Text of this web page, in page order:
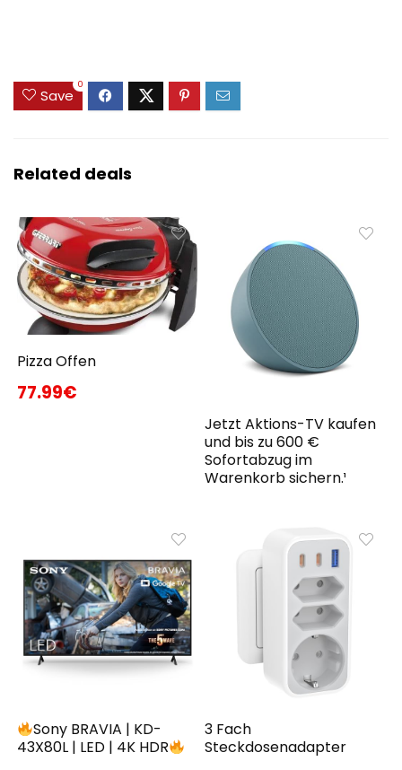
Save
0
Related deals
Pizza Offen
77.99€
Jetzt Aktions-TV kaufen
und bis zu 600 €
Sofortabzug im
Warenkorb sichern.¹
Sony BRAVIA | KD-
43X80L | LED | 4K HDR
3 Fach
Steckdosenadapter